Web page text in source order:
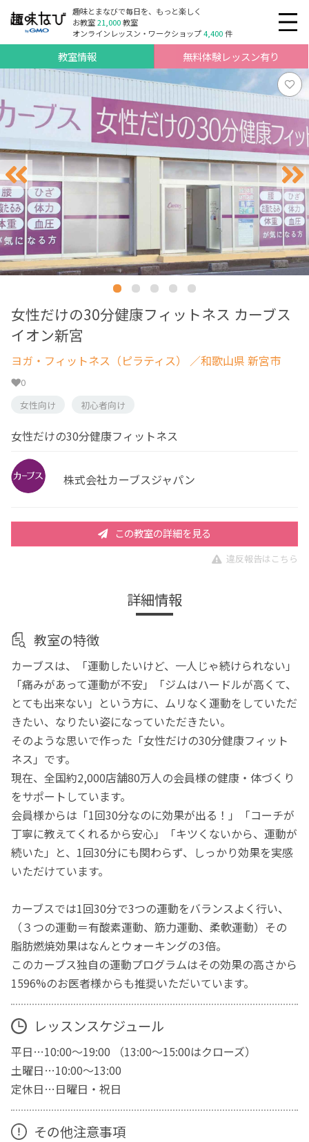
趣味とまなびで毎日を、もっと楽しく
お教室21,000教室
オンラインレッスン・ワークショップ4,400件
教室情報 無料体験レッスン有り
女性だけの30分健康フィットネス カーブス
イオン新宮
ヨガ・フィットネス（ピラティス） ／和歌山県 新宮市
0
女性向け
初心者向け
女性だけの30分健康フィットネス
株式会社カーブスジャパン
この教室の詳細を見る
違反報告はこちら
詳細情報
教室の特徴
カーブスは、「運動したいけど、一人じゃ続けられない」
「痛みがあって運動が不安」「ジムはハードルが高くて、
とても出来ない」という方に、ムリなく運動をしていただ
きたい、なりたい姿になっていただきたい。
そのような思いで作った「女性だけの30分健康フィット
ネス」です。
現在、全国約2,000店舗80万人の会員様の健康・体づくり
をサポートしています。
会員様からは「1回30分なのに効果が出る！」「コーチが
丁寧に教えてくれるから安心」「キツくないから、運動が
続いた」と、1回30分にも関わらず、しっかり効果を実感
いただけています。
カーブスでは1回30分で3つの運動をバランスよく行い、
（３つの運動＝有酸素運動、筋力運動、柔軟運動）その
脂肪燃焼効果はなんとウォーキングの3倍。
このカーブス独自の運動プログラムはその効果の高さから
1596%のお医者様からも推奨いただいています。
レッスンスケジュール
平日…10:00～19:00 （13:00～15:00はクローズ）
土曜日…10:00～13:00
定休日…日曜日・祝日
その他注意事項